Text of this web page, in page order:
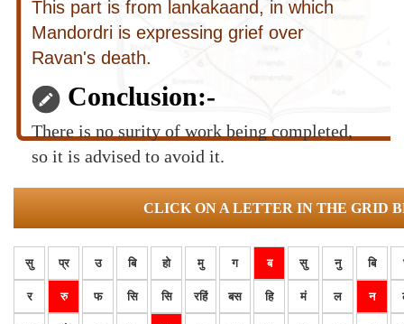
This part is from lankakaand, in which
Mandordri is expressing grief over
Ravan's death.
Conclusion:-
There is no surity of work being completed,
so it is advised to avoid it.
CLICK ON A LETTER IN THE GRID
सु प्र उ बि हो मु ग ब सु नु बि
र रु फ सि सि रहिं बस हि मं ल न